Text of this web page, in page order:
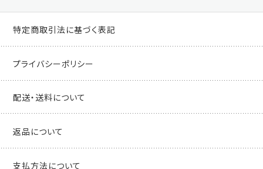
特定商取引法に基づく表記
プライバシーポリシー
配送・送料について
返品について
支払方法について